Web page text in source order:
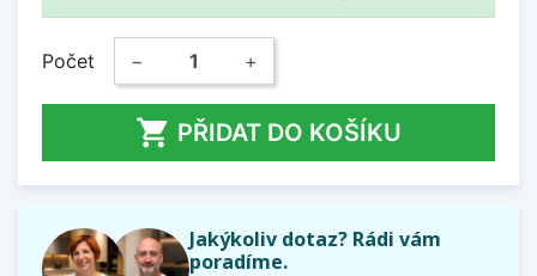
Počet − +
 PŘIDAT DO KOŠÍKU
Jakýkoliv dotaz? Rádi vám
poradíme.